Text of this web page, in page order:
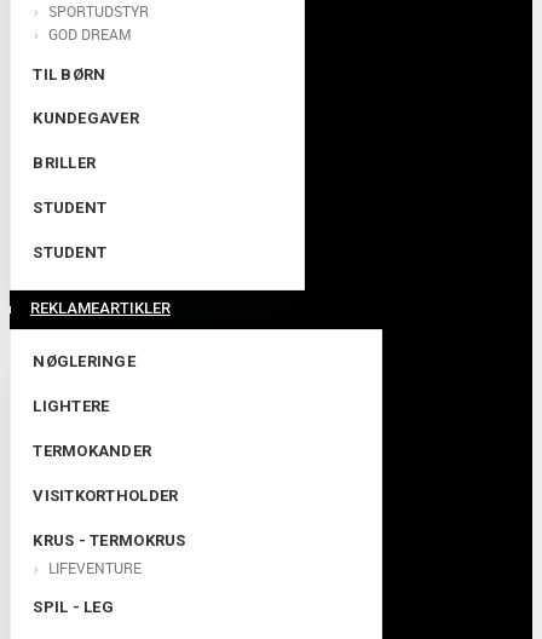
SPORTUDSTYR
GOD DREAM
TIL BØRN
KUNDEGAVER
BRILLER
STUDENT
STUDENT
REKLAMEARTIKLER
NØGLERINGE
LIGHTERE
TERMOKANDER
VISITKORTHOLDER
KRUS - TERMOKRUS
LIFEVENTURE
SPIL - LEG